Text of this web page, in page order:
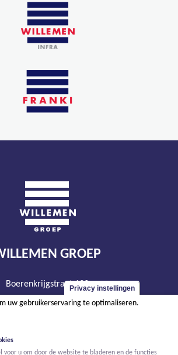
GROEP
Boerenkrijgstraat 133
BE - 2800 Mechelen
BTW BE 0466.256.432
Privacy instellingen
uw gebruikerservaring te optimaliseren.
voor u om door de website te bladeren en de functies